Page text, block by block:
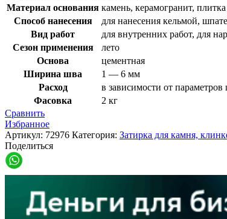
Материал основания камень, керамогранит, плитка
Способ нанесения
для нанесения кельмой,
Вид работ
для внутренних работ, для
Сезон применения
лето
Основа
цементная
Ширина шва
1 — 6 мм
Расход
в зависимости от параметров
Фасовка
2 кг
Сравнить
Избранное
Артикул: 72976 Категория: Затирка для камня,
Поделиться